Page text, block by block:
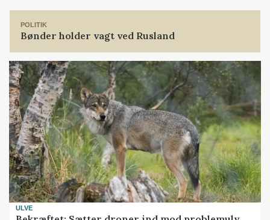
POLITIK
Bønder holder vagt ved Rusland
ULVE